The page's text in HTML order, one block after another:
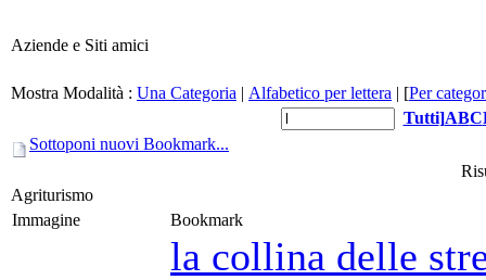
Aziende e Siti amici
Mostra Modalità : Una Categoria | Alfabetico per lettera | [Per
Tutti]ABC
Sottoponi nuovi Bookmark...
Agriturismo
Immagine
Bookmark
la collina delle